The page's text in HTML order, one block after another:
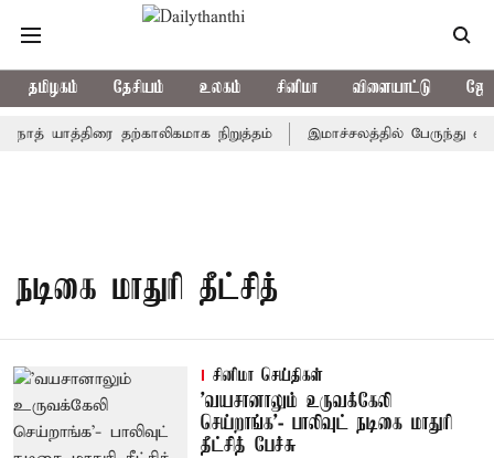
தமிழகம் தேசியம் உலகம் சினிமா விளையாட்டு
யாத்திரை தற்காலிகமாக நிறுத்தம் இமாச்சலத்தில் பேருந்து
நடிகை மாதுரி தீட்சித்
சினிமா செய்திகள்
'வயசானாலும் உருவக்கேலி
செய்றாங்க'- பாலிவுட் நடிகை மாதுரி
தீட்சித் பேச்சு